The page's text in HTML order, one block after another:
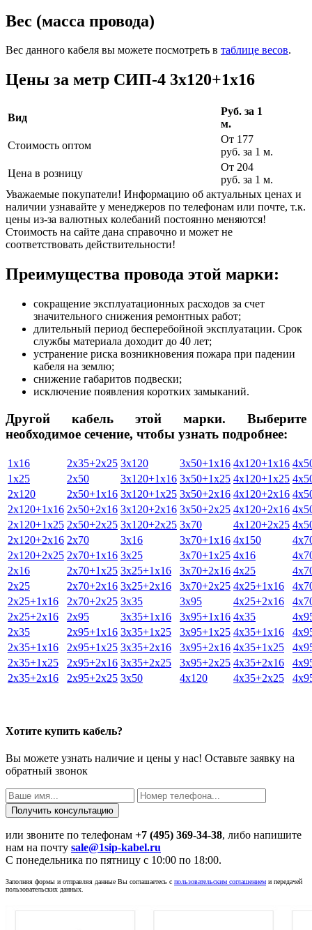
Вес (масса провода)
Вес данного кабеля вы можете посмотреть в таблице весов.
Цены за метр СИП-4 3х120+1х16
Вид
Руб. за 1
м.
Стоимость оптом
От 177
руб. за 1 м.
Цена в розницу
От 204
руб. за 1 м.
Уважаемые покупатели! Информацию об актуальных ценах и
наличии узнавайте у менеджеров по телефонам или почте, т.к.
цены из-за валютных колебаний постоянно меняются!
Стоимость на сайте дана справочно и может не
соответствовать действительности!
Преимущества провода этой марки:
сокращение эксплуатационных расходов за счет
значительного снижения ремонтных работ;
длительный период бесперебойной эксплуатации. Срок
службы материала доходит до 40 лет;
устранение риска возникновения пожара при падении
кабеля на землю;
снижение габаритов подвески;
исключение появления коротких замыканий.
Другой кабель этой марки. Выберите
необходимое сечение, чтобы узнать подробнее:
1х16 2х35+2х25 3х120 3х50+1х16 4х120+1х16
1х25
2х50 3х120+1х16 3х50+1х25 4х120+1х25
2х120
2х50+1х16 3х120+1х25 3х50+2х16 4х120+2х16
2х120+1х16 2х50+2х16 3х120+2х16 3х50+2х25 4х120+2х16
2х120+1х25 2х50+2х25 3х120+2х25 3х70 4х120+2х25
2х120+2х16 2х70 3х16 3х70+1х16 4х150
2х120+2х25 2х70+1х16 3х25 3х70+1х25 4х16
2х16
2х70+1х25 3х25+1х16 3х70+2х16 4х25
2х25
2х70+2х16 3х25+2х16 3х70+2х25 4х25+1х16
2х25+1х16
2х70+2х25 3х35 3х95 4х25+2х16
2х25+2х16
2х95 3х35+1х16 3х95+1х16 4х35
2х35
2х95+1х16 3х35+1х25 3х95+1х25 4х35+1х16
2х35+1х16
2х95+1х25 3х35+2х16 3х95+2х16 4х35+1х25
2х35+1х25
2х95+2х16 3х35+2х25 3х95+2х25 4х35+2х16
2х35+2х16
2х95+2х25 3х50 4х120 4х35+2х25
Хотите купить кабель?
Вы можете узнать наличие и цены у нас! Оставьте заявку на
обратный звонок
или звоните по телефонам +7 (495) 369-34-38, либо напишите
нам на почту sale@1sip-kabel.ru
C понедельника по пятницу с 10:00 по 18:00.
Заполняя формы и отправляя данные Вы соглашаетесь с пользовательским соглашением и передачей
пользовательских данных.